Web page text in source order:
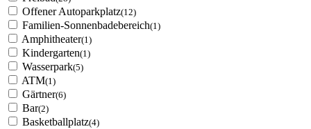
Offener Autoparkplatz(12)
Familien-Sonnenbadebereich(1)
Amphitheater(1)
Kindergarten(1)
Wasserpark(5)
ATM(1)
Gärtner(6)
Bar(2)
Basketballplatz(4)